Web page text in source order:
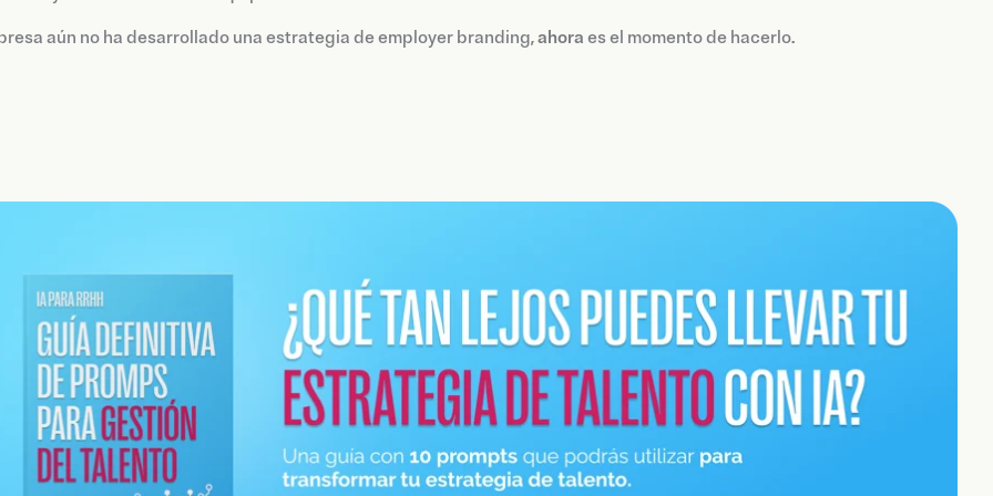
aún no ha desarrollado una estrategia de employer branding,ahora es el momento de hacerlo.